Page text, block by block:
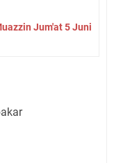
Jum'at 5 Juni